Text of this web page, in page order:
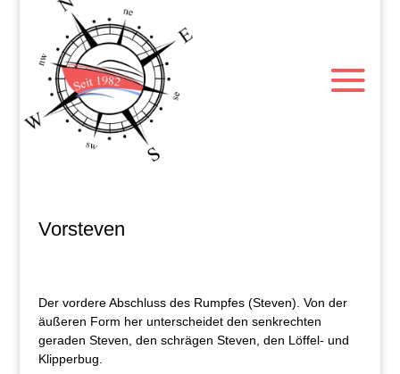
Vorsteven
Der vordere Abschluss des Rumpfes (Steven). Von der
äußeren Form her unterscheidet den senkrechten
geraden Steven, den schrägen Steven, den Löffel- und
Klipperbug.